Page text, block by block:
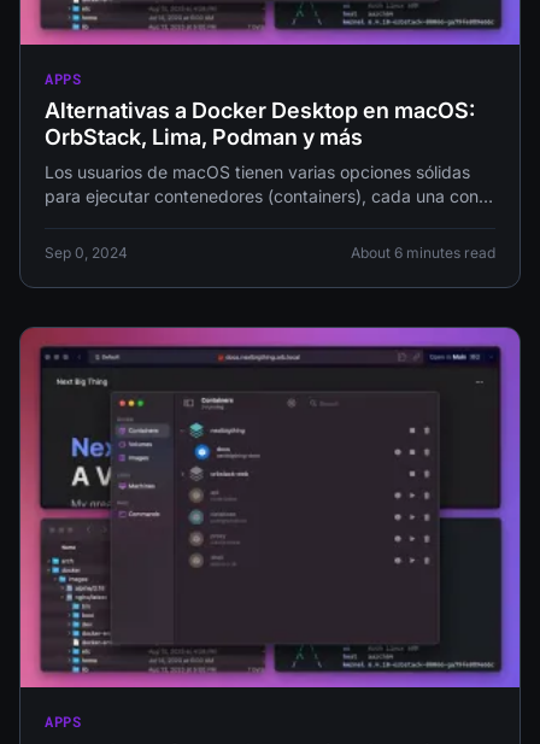
APPS
Alternativas a Docker Desktop en macOS:
OrbStack, Lima, Podman y más
Los usuarios de macOS tienen varias opciones sólidas
para ejecutar contenedores (containers), cada una con
Sep 0, 2024 About 6 minutes read
APPS